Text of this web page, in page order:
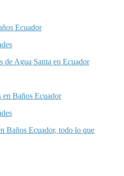
de Agua Santa en Ecuador
Baños Ecuador, todo lo que